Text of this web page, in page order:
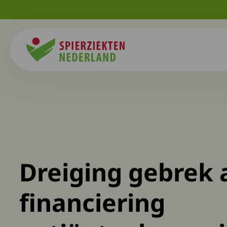
Dreiging gebrek
financiering